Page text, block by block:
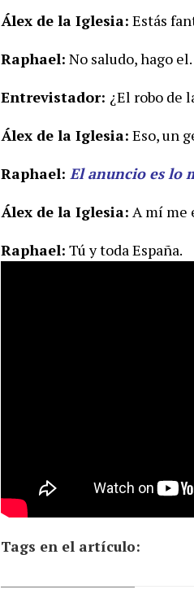
Álex de la Iglesia: Estás
Raphael: No saludo, hago
Entrevistador: ¿El robo de
Álex de la Iglesia: Eso, un
Raphael: El anuncio es lo
Álex de la Iglesia: A mí me
Raphael: Tú y toda España.
Tags en el artículo: